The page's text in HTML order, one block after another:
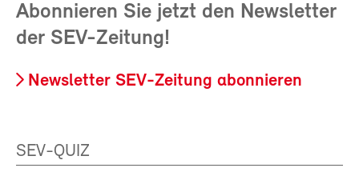
Abonnieren Sie jetzt den Newsletter
der SEV-Zeitung!
Newsletter SEV-Zeitung abonnieren
SEV-QUIZ